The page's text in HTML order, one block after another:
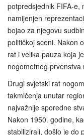
potpredsjednik FIFA-e,
namijenjen
bojao za njegovu
političkoj sceni. Nakon
rat i velika pauza koja
nogometnog prvenstva
Drugi svjetski rat
takmičenja unutar
najvažnije sporedne
Nakon 1950. godine,
stabilizirali, došlo je do